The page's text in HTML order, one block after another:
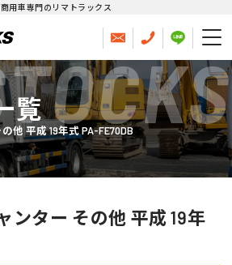
用車専門のリマトラックス
覧
他 平成 19年式 PA-FE70DB
ンター その他 平成 19年